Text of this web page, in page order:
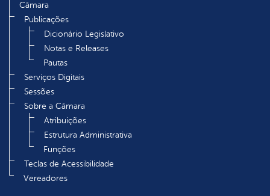
Câmara
Publicações
Dicionário Legislativo
Notas e Releases
Pautas
Serviços Digitais
Sessões
Sobre a Câmara
Atribuições
Estrutura Administrativa
Funções
Teclas de Acessibilidade
Vereadores